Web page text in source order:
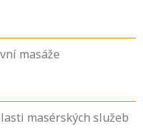
masáže
masérských služeb